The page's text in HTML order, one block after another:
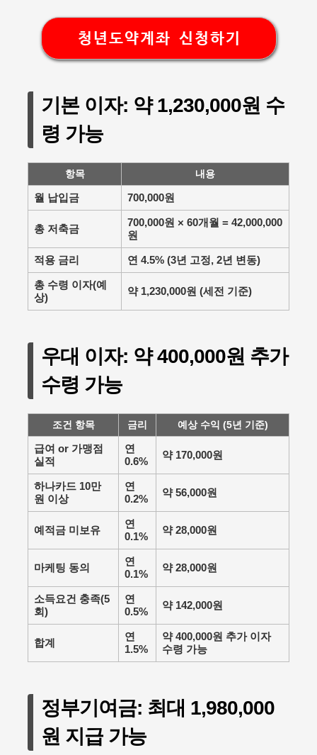
청년도약계좌 신청하기
기본 이자: 약 1,230,000원 수
령 가능
항목 내용
월 납입금 700,000원
총 저축금
700,000원 × 60개월 = 42,000,000
원
적용 금리 연 4.5% (3년 고정, 2년 변동)
총 수령 이자(예
상)
약 1,230,000원 (세전 기준)
우대 이자: 약 400,000원 추가
수령 가능
조건 항목 금리 예상 수익 (5년 기준)
급여 or 가맹점
실적
연
0.6%
약 170,000원
하나카드 10만
원 이상
연
0.2%
약 56,000원
예적금 미보유
연
0.1%
약 28,000원
마케팅 동의
연
0.1%
약 28,000원
소득요건 충족(5
회)
연
0.5%
약 142,000원
합계
연
1.5%
약 400,000원 추가 이자
수령 가능
정부기여금: 최대 1,980,000
원 지급 가능